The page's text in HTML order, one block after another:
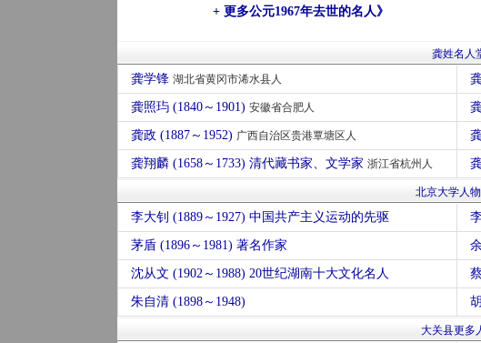
+ 更多公元1967年去世的名人》
龚姓名人
龚学锋 湖北省黄冈市浠水县人
龚照玙 (1840～1901) 安徽省合肥人
龚政 (1887～1952) 广西自治区贵港覃塘区人
龚翔麟 (1658～1733) 清代藏书家、文学家 浙江省杭州人
北京大学人
李大钊 (1889～1927) 中国共产主义运动的先驱
茅盾 (1896～1981) 著名作家
沈从文 (1902～1988) 20世纪湖南十大文化名人
朱自清 (1898～1948)
大关县更多